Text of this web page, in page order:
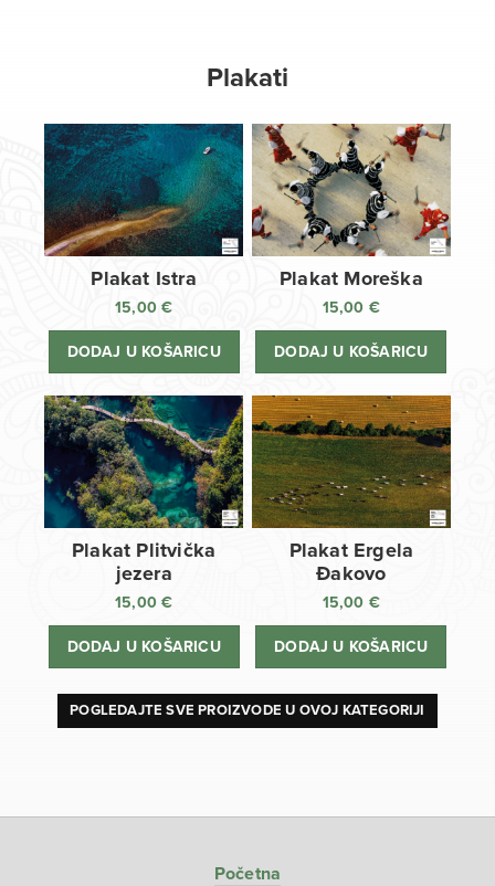
Plakati
Plakat Istra
15,00€
DODAJ U KOŠARICU
Plakat Moreška
15,00 €
DODAJ U KOŠARICU
Plakat Plitvička
jezera
15,00€
DODAJ U KOŠARICU
Plakat Ergela
Đakovo
15,00 €
DODAJ U KOŠARICU
POGLEDAJTE SVE PROIZVODE U OVOJ KATEGORIJI
Početna